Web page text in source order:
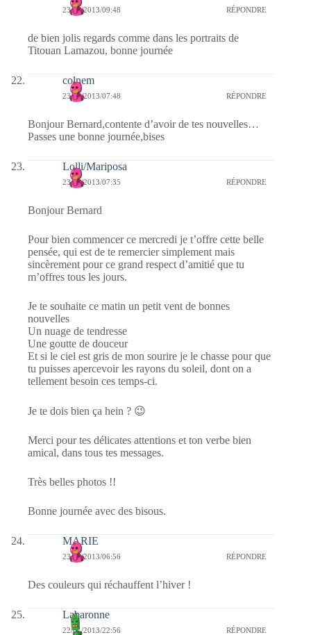
23/01/2013/09:48 RÉPONDRE
de bien jolis regards comme dans les portraits de
Titouan Lamazou, bonne journée
colnem
23/01/2013/07:48 RÉPONDRE
Bonjour Bernard,contente d’avoir de tes nouvelles…
Passes une bonne journée,bises
Lolli/Mariposa
23/01/2013/07:35 RÉPONDRE
Bonjour Bernard
Pour bien commencer ce mercredi je t’offre cette belle
pensée, qui est de te remercier simplement mais
sincèrement pour ce grand respect d’amitié que tu
m’offres tous les jours.
Je te souhaite ce matin un petit vent de bonnes
nouvelles
Un nuage de tendresse
Une goutte de douceur
Et si le ciel est gris de mon sourire je le chasse pour que
tu puisses apercevoir les rayons du soleil, dont on a
tellement besoin ces temps-ci.
Je te dois bien ça hein ? 😉
Merci pour tes délicates attentions et ton verbe bien
amical, dans tous tes messages.
Très belles photos !!
Bonne journée avec des bisous.
MARIE
23/01/2013/06:56 RÉPONDRE
Des couleurs qui réchauffent l’hiver !
Labaronne
22/01/2013/22:56 RÉPONDRE